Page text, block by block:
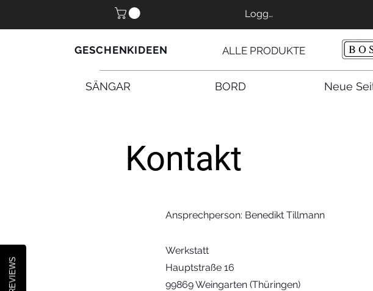
Logga in
GESCHENKIDEEN ALLE PRODUKTE
SÄNGAR BORD Neue
Kontakt
Ansprechperson: Benedikt Tillmann
Werkstatt
Hauptstraße 16
99869 Weingarten (Thüringen)
REVIEWS